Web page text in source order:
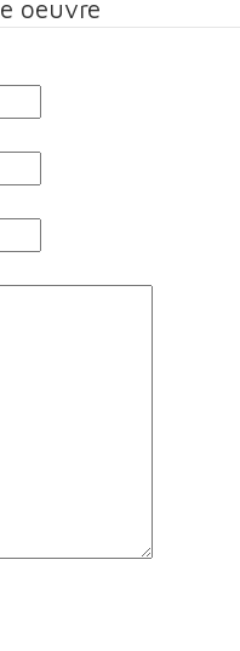
oeuvre